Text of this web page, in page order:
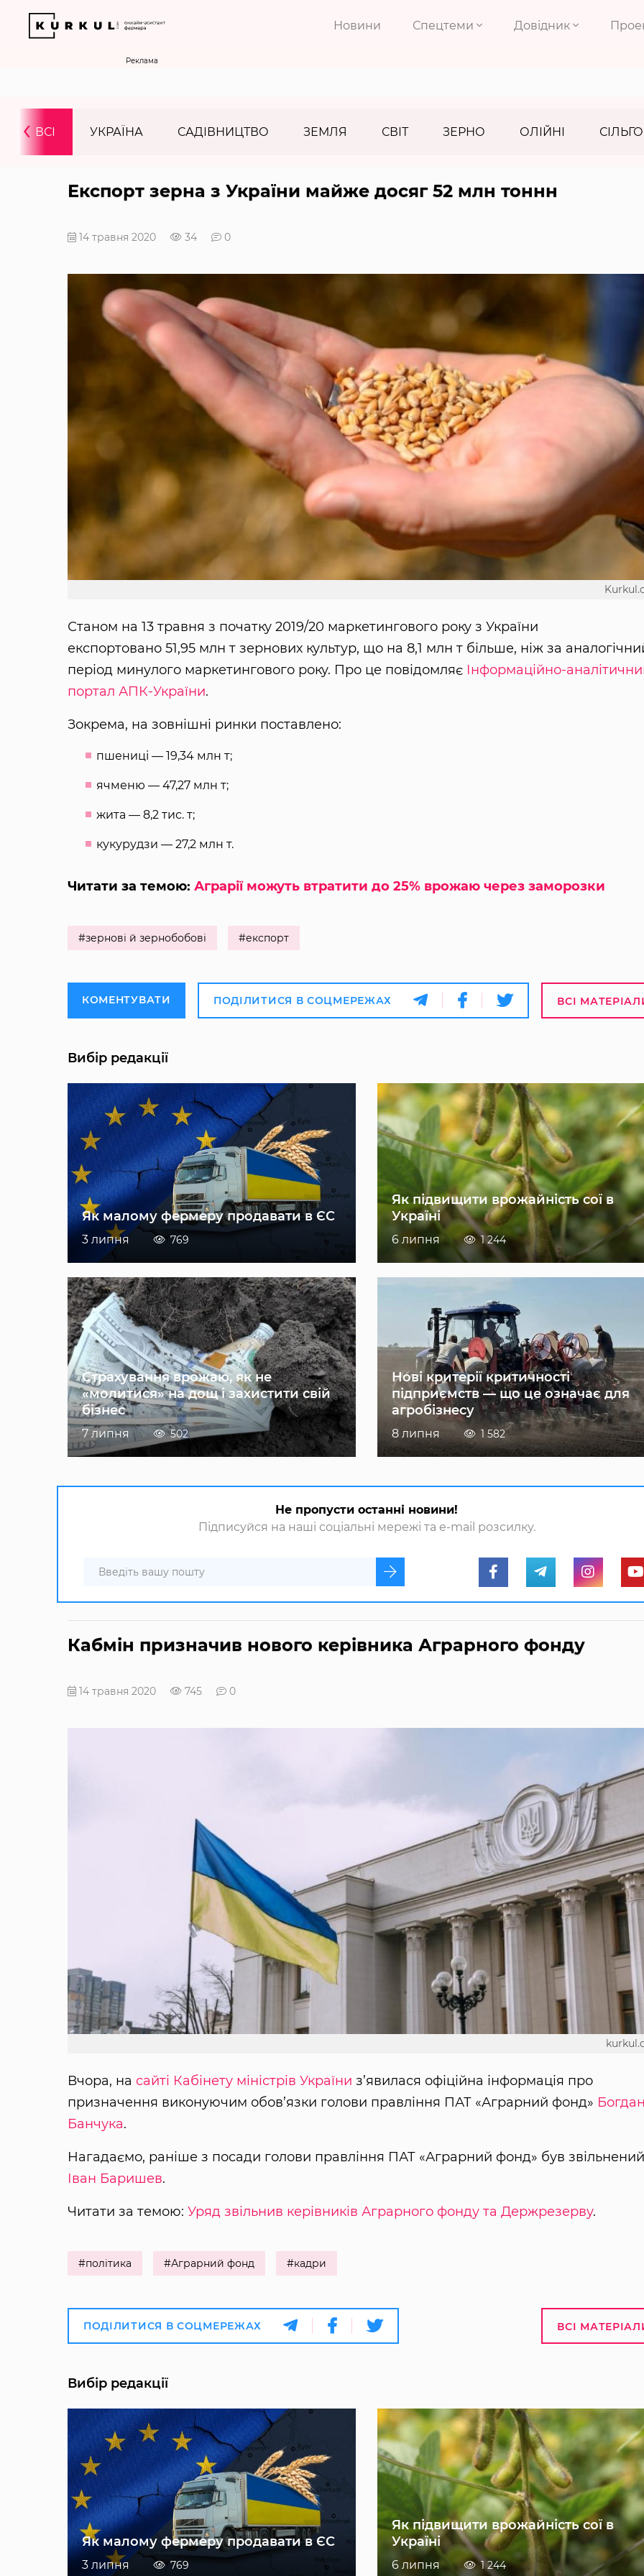
Новини Спецтеми Довідник
Реклама
ВСІ УКРАЇНА САДІВНИЦТВО ЗЕМЛЯ СВІТ ЗЕРНО ОЛІЙНІ
‹
Експорт зерна з України майже досяг 52 млн тоннн
14 травня 2020 34 0
Станом на 13 травня з початку 2019/20 маркетингового року з України
експортовано 51,95 млн т зернових культур, що на 8,1 млн т більше, ніж за
період минулого маркетингового року. Про це повідомляє Інформаційно-
портал АПК-України.
Зокрема, на зовнішні ринки поставлено:
пшениці — 19,34 млн т;
ячменю — 47,27 млн т;
жита — 8,2 тис. т;
кукурудзи — 27,2 млн т.
Читати за темою: Аграрії можуть втратити до 25% врожаю через заморозки
#зернові й зернобобові #експорт
КОМЕНТУВАТИ ПОДІЛИТИСЯ В СОЦМЕРЕЖАХ ВСІ
Вибір редакції
Як малому фермеру продавати в ЄС
3 липня 769
Як підвищити врожайність сої в
Україні
6 липня 1 244
Страхування врожаю, як не
«молитися» на дощ і захистити свій
бізнес
7 липня 502
Нові критерії критичності
підприємств — що це означає для
агробізнесу
8 липня 1 582
Не пропусти останні новини!
Підписуйся на наші соціальні мережі та e-mail розсилку.
Кабмін призначив нового керівника Аграрного фонду
14 травня 2020 745 0
Вчора, на сайті Кабінету міністрів України з’явилася офіційна інформація про
призначення виконуючим обов’язки голови правління ПАТ «Аграрний фонд»
Банчука.
Нагадаємо, раніше з посади голови правління ПАТ «Аграрний фонд» був звільнений
Іван Баришев.
Читати за темою: Уряд звільнив керівників Аграрного фонду та Держрезерву.
#політика #Аграрний фонд #кадри
ПОДІЛИТИСЯ В СОЦМЕРЕЖАХ ВСІ
Вибір редакції
Як малому фермеру продавати в ЄС
3 липня 769
Як підвищити врожайність сої в
Україні
6 липня 1 244